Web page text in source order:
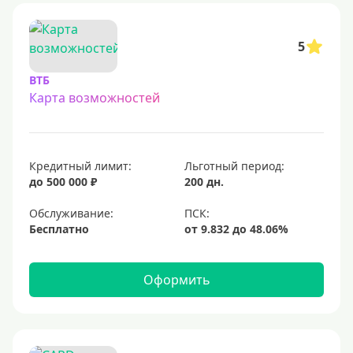
С процентом на остаток
Без процентов
5000 руб
10000 руб
20000 руб
25000 руб
5
ВТБ
Карта возможностей
Кредитный лимит:
до 500 000 ₽
Льготный период:
200 дн.
Обслуживание:
Бесплатно
Оформить